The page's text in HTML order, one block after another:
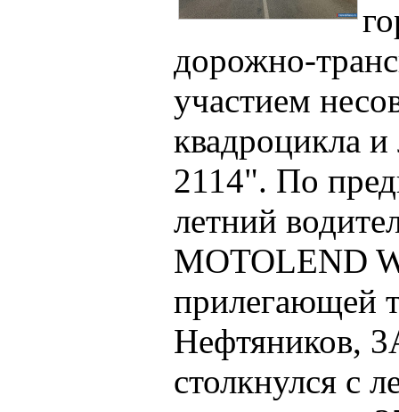
дорожно-
участием
квадроцикла
2114". По
летний
MOTOLEND
прилегающей
Нефтяников,
столкнулся с